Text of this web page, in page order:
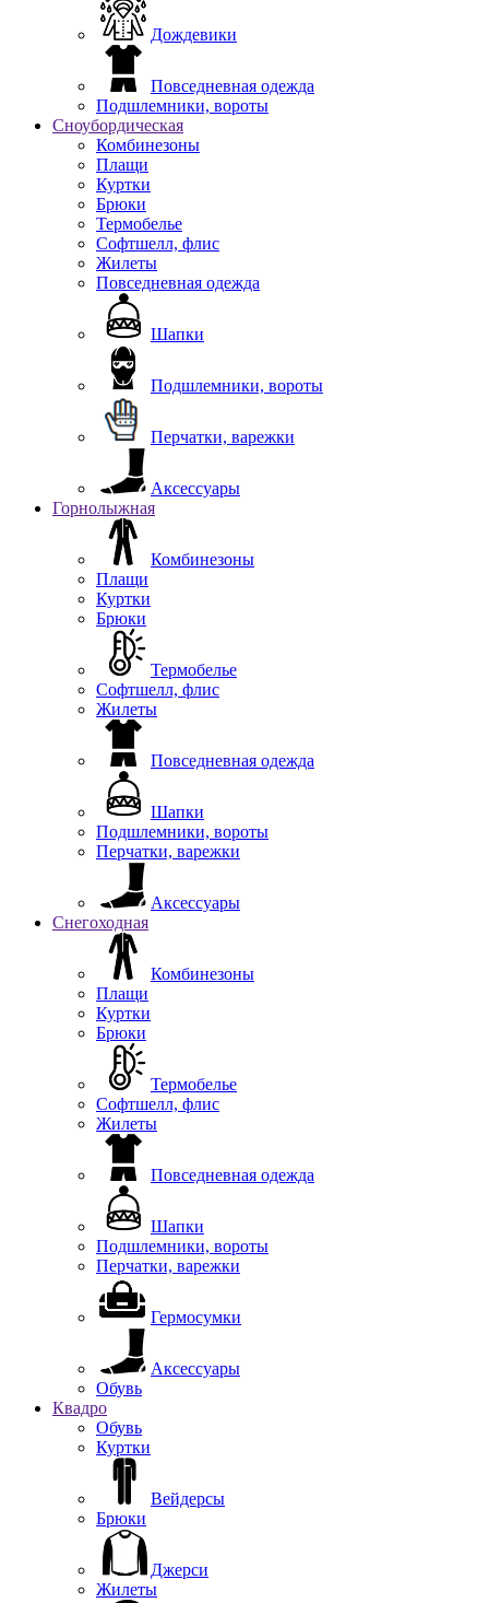
Дождевики
Повседневная одежда
Подшлемники, вороты
Сноубордическая
Комбинезоны
Плащи
Куртки
Брюки
Термобелье
Софтшелл, флис
Жилеты
Повседневная одежда
Шапки
Подшлемники, вороты
Перчатки, варежки
Аксессуары
Горнолыжная
Комбинезоны
Плащи
Куртки
Брюки
Термобелье
Софтшелл, флис
Жилеты
Повседневная одежда
Шапки
Подшлемники, вороты
Перчатки, варежки
Аксессуары
Снегоходная
Комбинезоны
Плащи
Куртки
Брюки
Термобелье
Софтшелл, флис
Жилеты
Повседневная одежда
Шапки
Подшлемники, вороты
Перчатки, варежки
Гермосумки
Аксессуары
Обувь
Квадро
Обувь
Куртки
Вейдерсы
Брюки
Джерси
Жилеты